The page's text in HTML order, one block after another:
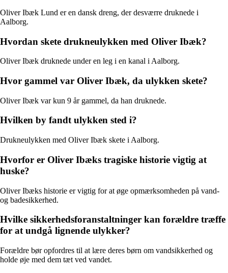
Oliver Ibæk Lund er en dansk dreng, der desværre druknede i
Aalborg.
Hvordan skete drukneulykken med Oliver Ibæk?
Oliver Ibæk druknede under en leg i en kanal i Aalborg.
Hvor gammel var Oliver Ibæk, da ulykken skete?
Oliver Ibæk var kun 9 år gammel, da han druknede.
Hvilken by fandt ulykken sted i?
Drukneulykken med Oliver Ibæk skete i Aalborg.
Hvorfor er Oliver Ibæks tragiske historie vigtig at
huske?
Oliver Ibæks historie er vigtig for at øge opmærksomheden på vand-
og badesikkerhed.
Hvilke sikkerhedsforanstaltninger kan forældre træffe
for at undgå lignende ulykker?
Forældre bør opfordres til at lære deres børn om vandsikkerhed og
holde øje med dem tæt ved vandet.